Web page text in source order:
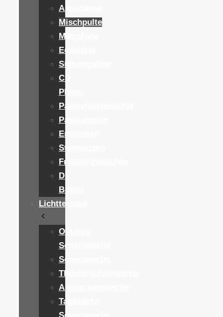
Aktivbässe
Mischpulte
Mikrofone
Equalizer
Signalsplitter
CD
Player
Passivlautsprecher
Passivbässe
Endstufen
Stageboxen
Frequenzweichen
DI-
Boxen
Lichttechnik
Outdoor
Scheinwerfer
Scheinwerfer
Theaterscheinwerfer
Akkuscheinwerfer
Tageslicht